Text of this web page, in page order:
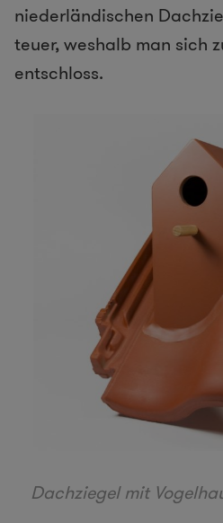
niederländischen
teuer, weshalb man sich
entschloss.
Dachziegel mit